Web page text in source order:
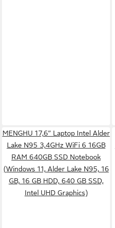
MENGHU 17,6” Laptop Intel Alder
Lake N95 3,4GHz WiFi 6 16GB
RAM 640GB SSD Notebook
(Windows 11, Alder Lake N95, 16
GB, 16 GB HDD, 640 GB SSD,
Intel UHD Graphics)